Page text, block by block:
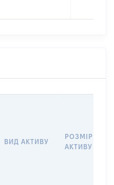
ВИД АКТИВУ
РОЗМІР
АКТИВУ